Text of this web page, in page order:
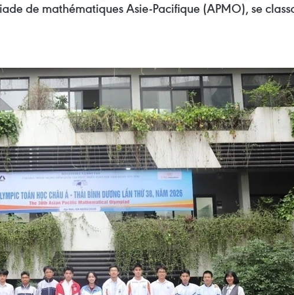
de mathématiques Asie-Pacifique (APMO), se